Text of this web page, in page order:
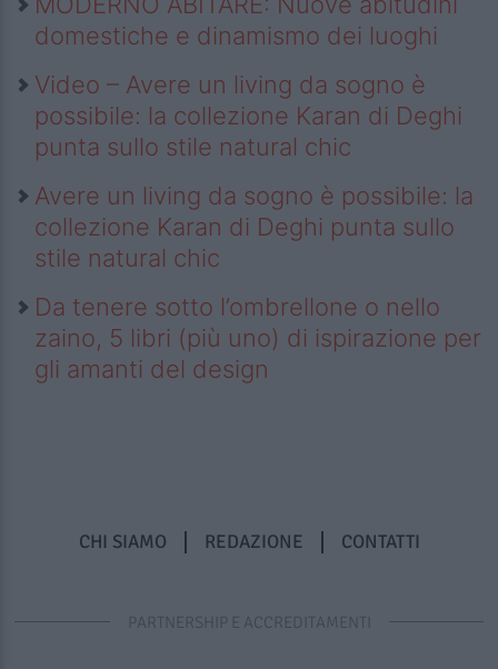
domestiche e dinamismo dei luoghi
Video – Avere un living da sogno è
possibile: la collezione Karan di Deghi
punta sullo stile natural chic
Avere un living da sogno è possibile: la
collezione Karan di Deghi punta sullo
stile natural chic
Da tenere sotto l’ombrellone o nello
zaino, 5 libri (più uno) di ispirazione per
gli amanti del design
CHI SIAMO REDAZIONE CONTATTI
PARTNERSHIP E ACCREDITAMENTI